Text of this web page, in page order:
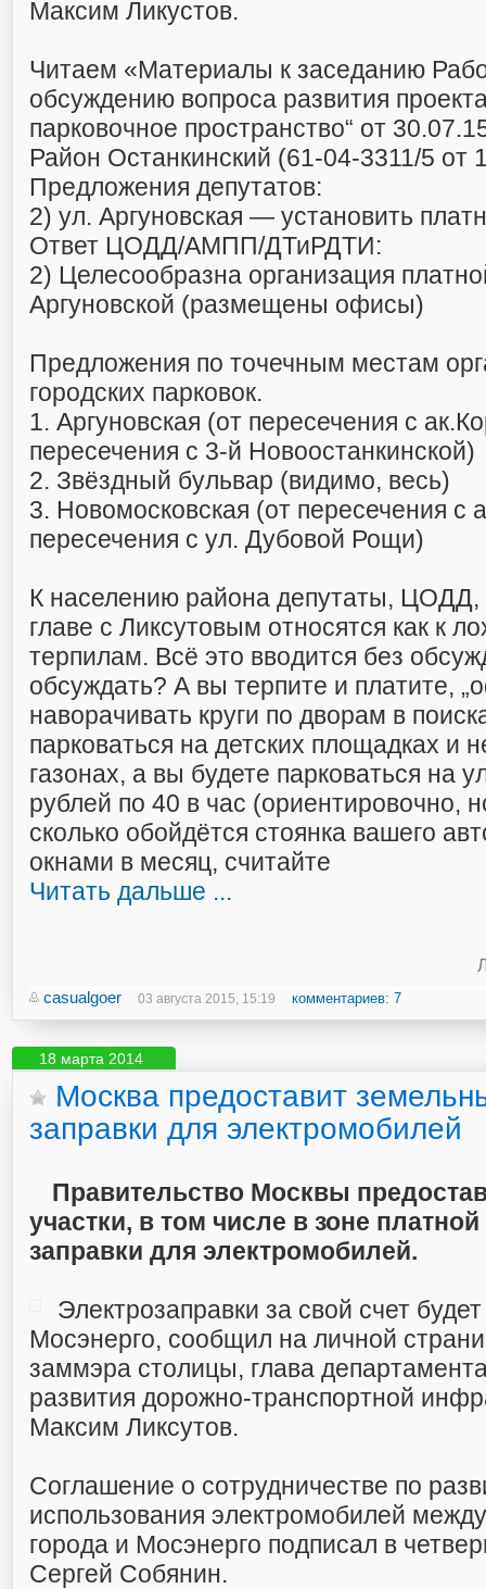
Максим Ликустов.
Читаем «Материалы к заседанию
обсуждению вопроса развития
парковочное пространство“ от
Район Останкинский (61-04-3311/5 от
Предложения депутатов:
2) ул. Аргуновская — установить
Ответ ЦОДД/АМПП/ДТиРДТИ:
2) Целесообразна организация
Аргуновской (размещены офисы)
Предложения по точечным местам
городских парковок.
1. Аргуновская (от пересечения с
пересечения с 3-й Новоостанкинской)
2. Звёздный бульвар (видимо, весь)
3. Новомосковская (от пересечения с
пересечения с ул. Дубовой Рощи)
К населению района депутаты,
главе с Ликсутовым относятся как к
терпилам. Всё это вводится без
обсуждать? А вы терпите и платите,
наворачивать круги по дворам в
парковаться на детских площадках и
газонах, а вы будете парковаться на
рублей по 40 в час (ориентировочно,
сколько обойдётся стоянка вашего
окнами в месяц, считайте
Читать дальше ...
casualgoer 03 августа 2015, 15:19 комментариев: 7
18 марта 2014
Москва предоставит
заправки для электромобилей
Правительство Москвы
участки, в том числе в зоне
заправки для электромобилей.
Электрозаправки за свой счет
Мосэнерго, сообщил на личной
заммэра столицы, глава
развития дорожно-транспортной
Максим Ликсутов.
Соглашение о сотрудничестве по
использования электромобилей
города и Мосэнерго подписал в
Сергей Собянин.